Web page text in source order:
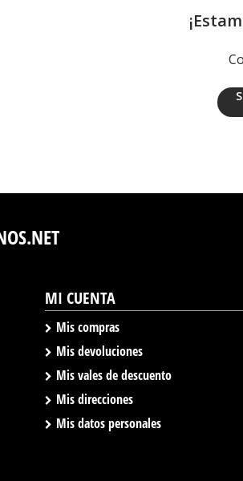
MI CUENTA
Mis compras
Mis devoluciones
Mis vales de descuento
Mis direcciones
Mis datos personales